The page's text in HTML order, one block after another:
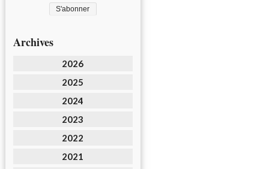
Archives
2026
2025
2024
2023
2022
2021